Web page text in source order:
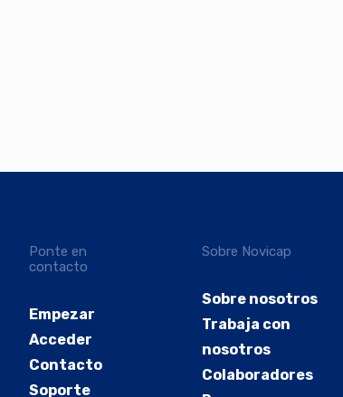
Ponte en
contacto
Empezar
Acceder
Contacto
Soporte
Sobre Novicap
Sobre nosotros
Trabaja con
nosotros
Colaboradores